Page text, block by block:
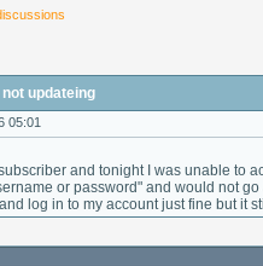
updateing
05:01
and tonight I was unable to
or password" and would not
log in to my account just fine but it